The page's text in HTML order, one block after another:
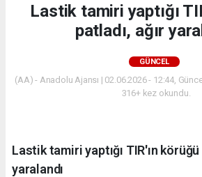
Lastik tamiri yaptığı
patladı, ağır
GÜNCEL
(AA) - Anadolu Ajansı | 02.06.2026 - 12:44,
316+ kez okundu.
Lastik tamiri yaptığı TIR'ın körüğü
yaralandı